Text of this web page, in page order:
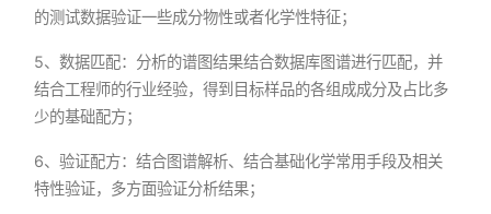
的测试数据验证一些成分物性或者化学性特征；
5、数据匹配：分析的谱图结果结合数据库图谱进行匹配，并
结合工程师的行业经验，得到目标样品的各组成成分及占比多
少的基础配方；
6、验证配方：结合图谱解析、结合基础化学常用手段及相关
特性验证，多方面验证分析结果；